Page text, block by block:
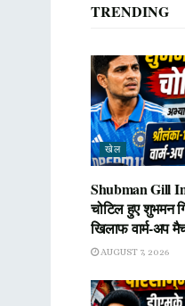
TRENDING
खेल
Shubman Gill
चोटिल हुए शुभमन
खिलाफ वार्म-अप
AUGUST 7, 2026